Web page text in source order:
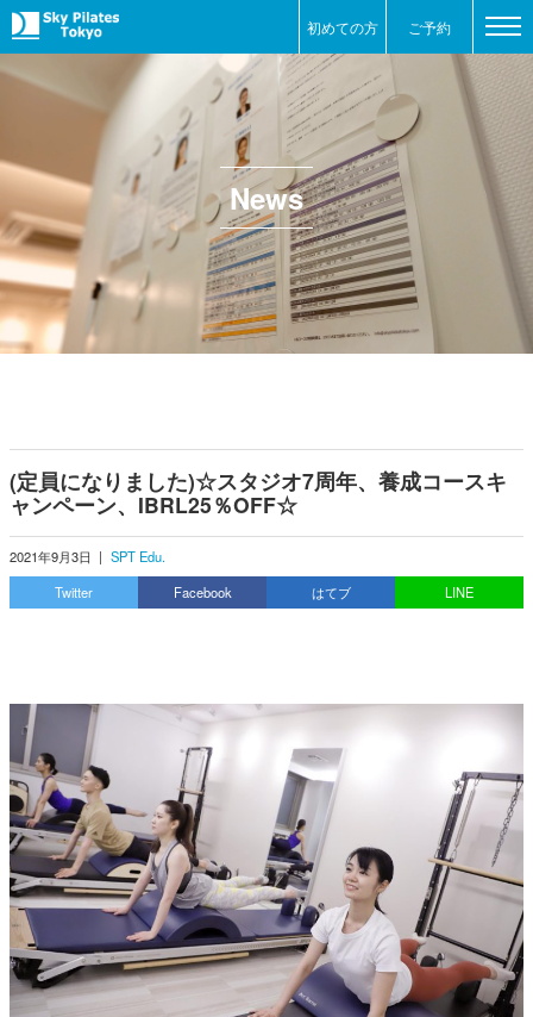
初めての方 ご予約
News
(定員になりました)☆スタジオ7周年、養成コースキ
ャンペーン、IBRL25％OFF☆
2021年9月3日 | SPT Edu.
Twitter
Facebook はてブ LINE